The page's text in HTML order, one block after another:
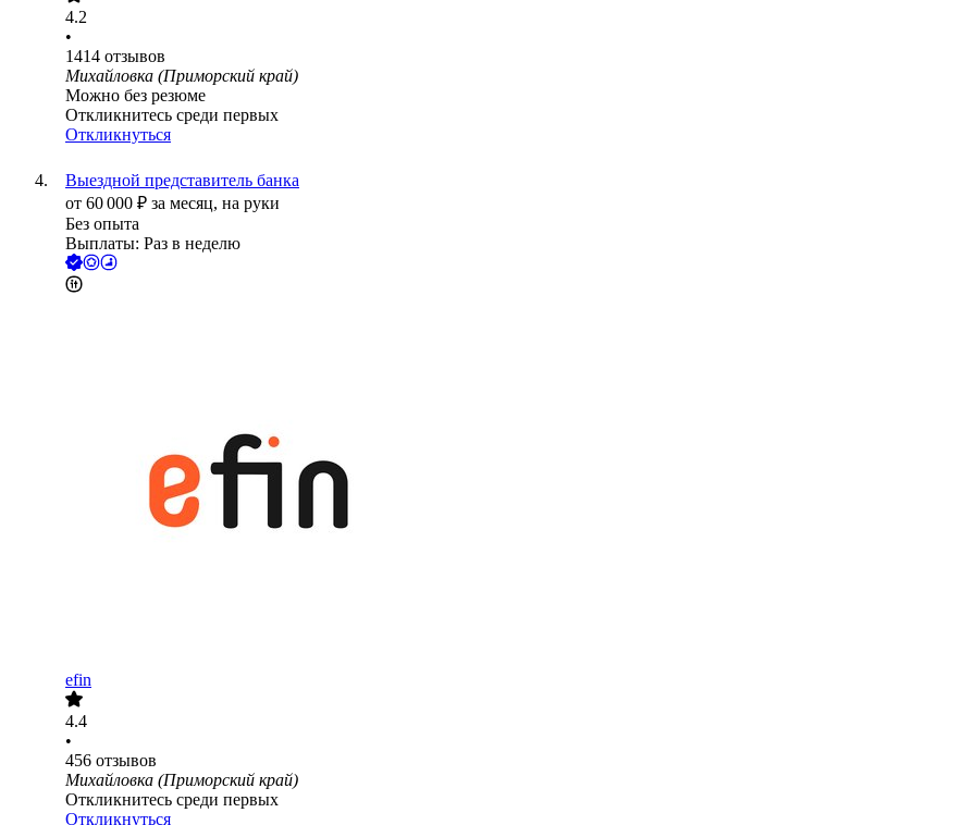
4.2
•
1414 отзывов
Михайловка (Приморский край)
Можно без резюме
Откликнитесь среди первых
Откликнуться
Выездной представитель банка
от 60 000 ₽ за месяц, на руки
Без опыта
Выплаты: Раз в неделю
efin
4.4
•
456 отзывов
Михайловка (Приморский край)
Откликнитесь среди первых
Откликнуться